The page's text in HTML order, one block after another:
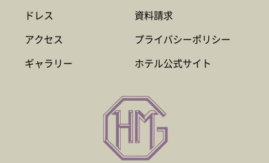
ドレス
アクセス
ギャラリー
資料請求
プライバシーポリシー
ホテル公式サイト